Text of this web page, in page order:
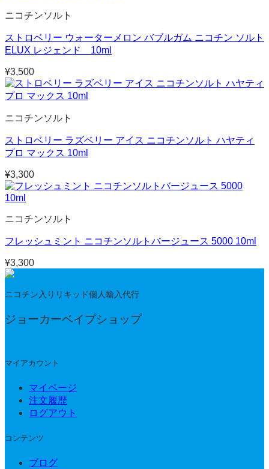
ニコチンソルト
ストロベリー ウォーターメロン バブルガム ニコチン ソルト
ELUX レジェンド 10ml
¥3,500
ニコチンソルト
ストロベリー ラズベリー アイス ニコチンソルト ハヤティ
プロ マックス 10ml
¥3,300
ニコチンソルト
フレッシュミント ニコチンソルトバージュース 5000 10ml
¥3,300
ニコチン入りリキッド個人輸入代行
ジョーカーベイプショップ
マイアカウント
マイページ
注文履歴
ログアウト
コンテンツ
ブログ